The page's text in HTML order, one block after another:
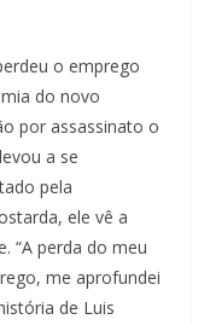
o emprego
do novo
por assassinato o
a se
pela
ele vê a
“A perda do meu
me aprofundei
de Luis